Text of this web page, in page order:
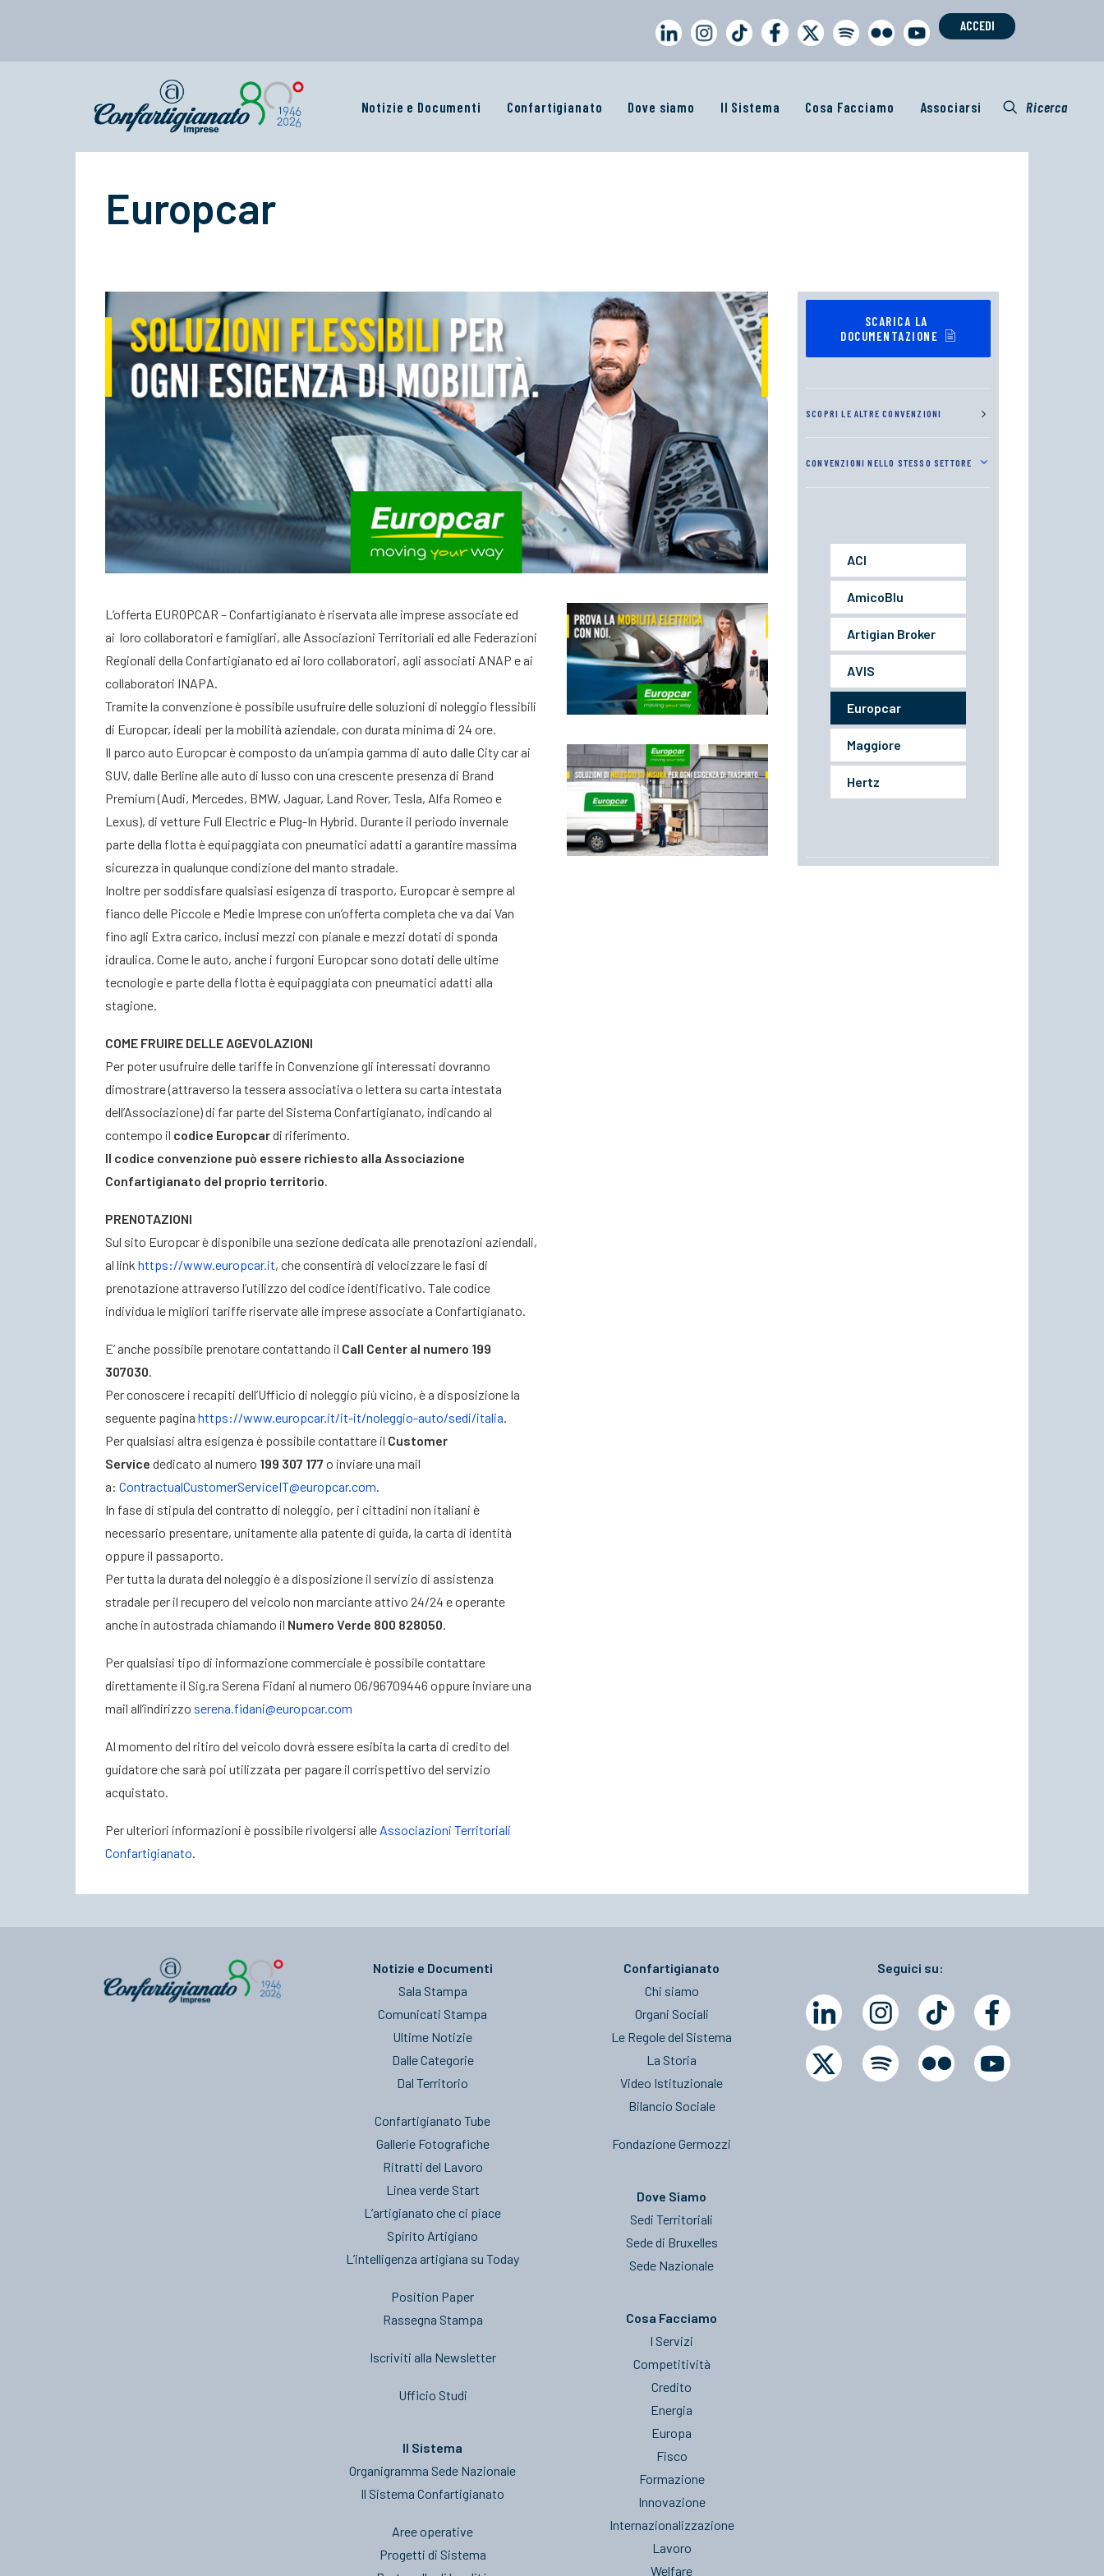
ACCEDI
Notizie e Documenti Confartigianato Dove siamo Il Sistema Cosa Facciamo Associarsi Ricerca
Europcar
L’offerta EUROPCAR – Confartigianato è riservata alle imprese associate ed
ai loro collaboratori e famigliari, alle Associazioni Territoriali ed alle Federazioni
Regionali della Confartigianato ed ai loro collaboratori, agli associati ANAP e ai
collaboratori INAPA.
Tramite la convenzione è possibile usufruire delle soluzioni di noleggio flessibili
di Europcar, ideali per la mobilità aziendale, con durata minima di 24 ore.
Il parco auto Europcar è composto da un’ampia gamma di auto dalle City car ai
SUV, dalle Berline alle auto di lusso con una crescente presenza di Brand
Premium (Audi, Mercedes, BMW, Jaguar, Land Rover, Tesla, Alfa Romeo e
Lexus), di vetture Full Electric e Plug-In Hybrid. Durante il periodo invernale
parte della flotta è equipaggiata con pneumatici adatti a garantire massima
sicurezza in qualunque condizione del manto stradale.
Inoltre per soddisfare qualsiasi esigenza di trasporto, Europcar è sempre al
fianco delle Piccole e Medie Imprese con un’offerta completa che va dai Van
fino agli Extra carico, inclusi mezzi con pianale e mezzi dotati di sponda
idraulica. Come le auto, anche i furgoni Europcar sono dotati delle ultime
tecnologie e parte della flotta è equipaggiata con pneumatici adatti alla
stagione.
COME FRUIRE DELLE AGEVOLAZIONI
Per poter usufruire delle tariffe in Convenzione gli interessati dovranno
dimostrare (attraverso la tessera associativa o lettera su carta intestata
dell’Associazione) di far parte del Sistema Confartigianato, indicando al
contempo il codice Europcardi riferimento.
Il codice convenzione può essere richiesto alla Associazione
Confartigianato del proprio territorio.
PRENOTAZIONI
Sul sito Europcar è disponibile una sezione dedicata alle prenotazioni aziendali,
al link https://www.europcar.it, che consentirà di velocizzare le fasi di
prenotazione attraverso l’utilizzo del codice identificativo. Tale codice
individua le migliori tariffe riservate alle imprese associate a Confartigianato.
E’ anche possibile prenotare contattando il Call Center al numero 199
307030.
Per conoscere i recapiti dell’Ufficio di noleggio più vicino, è a disposizione la
seguente pagina https://www.europcar.it/it-it/noleggio-auto/sedi/italia.
Per qualsiasi altra esigenza è possibile contattare il Customer
Service dedicato al numero 199 307 177 o inviare una mail
a: ContractualCustomerServiceIT@europcar.com.
In fase di stipula del contratto di noleggio, per i cittadini non italiani è
necessario presentare, unitamente alla patente di guida, la carta di identità
oppure il passaporto.
Per tutta la durata del noleggio è a disposizione il servizio di assistenza
stradale per il recupero del veicolo non marciante attivo 24/24 e operante
anche in autostrada chiamando il Numero Verde 800 828050.
Per qualsiasi tipo di informazione commerciale è possibile contattare
direttamente il Sig.ra Serena Fidani al numero 06/96709446 oppure inviare una
mail all’indirizzo serena.fidani@europcar.com
Al momento del ritiro del veicolo dovrà essere esibita la carta di credito del
guidatore che sarà poi utilizzata per pagare il corrispettivo del servizio
acquistato.
Per ulteriori informazioni è possibile rivolgersi alle Associazioni Territoriali
Confartigianato.
SCARICA LA
DOCUMENTAZIONE
SCOPRI LE ALTRE CONVENZIONI
CONVENZIONI NELLO STESSO SETTORE
ACI
AmicoBlu
Artigian Broker
AVIS
Europcar
Maggiore
Hertz
Notizie e Documenti
Sala Stampa
Comunicati Stampa
Ultime Notizie
Dalle Categorie
Dal Territorio
Confartigianato Tube
Gallerie Fotografiche
Ritratti del Lavoro
Linea verde Start
L’artigianato che ci piace
Spirito Artigiano
L’intelligenza artigiana su Today
Position Paper
Rassegna Stampa
Iscriviti alla Newsletter
Ufficio Studi
Il Sistema
Organigramma Sede Nazionale
Il Sistema Confartigianato
Aree operative
Progetti di Sistema
Confartigianato
Chi siamo
Organi Sociali
Le Regole del Sistema
La Storia
Video Istituzionale
Bilancio Sociale
Fondazione Germozzi
Dove Siamo
Sedi Territoriali
Sede di Bruxelles
Sede Nazionale
Cosa Facciamo
I Servizi
Competitività
Credito
Energia
Europa
Fisco
Formazione
Innovazione
Internazionalizzazione
Lavoro
Welfare
Seguici su: